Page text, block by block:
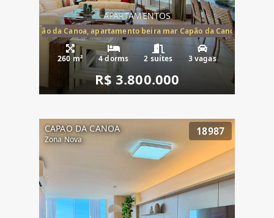
APARTAMENTOS
mar Capão da Canoa, apartamento beira mar Capão da Canoa,
260 m² 4 dorms 2 suítes 3 vagas
R$ 3.800.000
CAPAO DA CANOA
Zona Nova
18987